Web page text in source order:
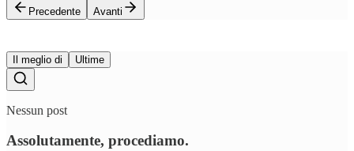
Precedente
Avanti
Il meglio di Ultime
Nessun post
Assolutamente, procediamo.